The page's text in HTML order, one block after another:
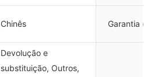
Chinês Garantia
Devolução e
substituição, Outros,